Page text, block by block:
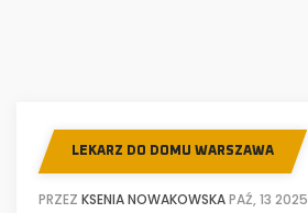
LEKARZ DO DOMU WARSZAWA
PRZEZ KSENIA NOWAKOWSKAPAŹ, 13 2025